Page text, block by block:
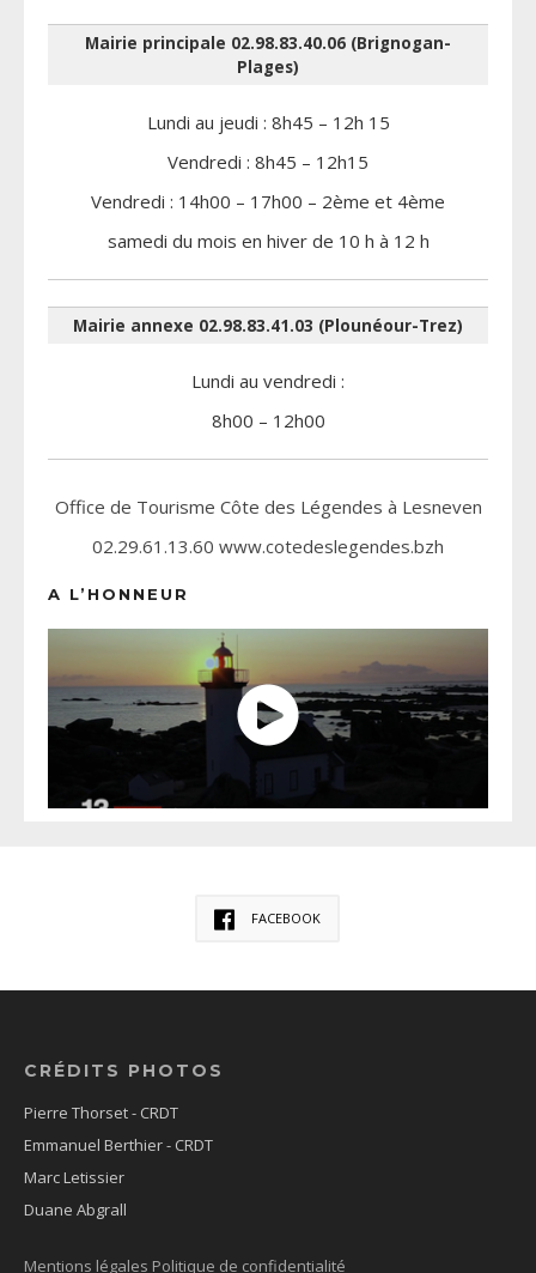
Mairie principale 02.98.83.40.06 (Brignogan-
Plages)
Lundi au jeudi : 8h45 – 12h 15
Vendredi : 8h45 – 12h15
Vendredi : 14h00 – 17h00 – 2ème et 4ème
samedi du mois en hiver de 10 h à 12 h
Mairie annexe 02.98.83.41.03 (Plounéour-Trez)
Lundi au vendredi :
8h00 – 12h00
Office de Tourisme Côte des Légendes à Lesneven
02.29.61.13.60 www.cotedeslegendes.bzh
A L’HONNEUR
FACEBOOK
CRÉDITS PHOTOS
Pierre Thorset - CRDT
Emmanuel Berthier - CRDT
Marc Letissier
Duane Abgrall
Mentions légales Politique de confidentialité